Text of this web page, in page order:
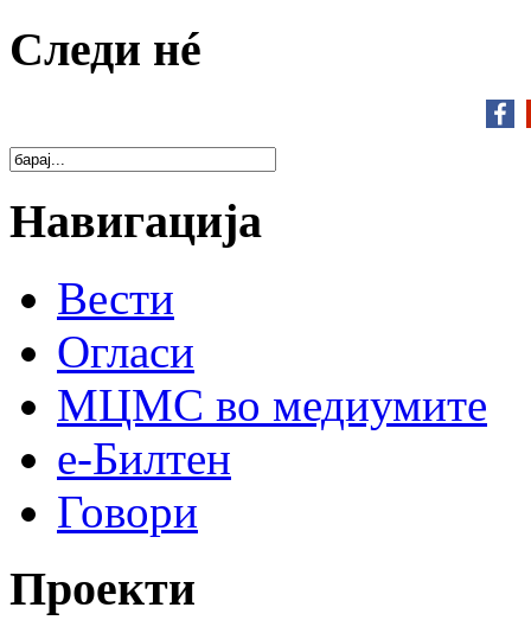
Следи нé
Навигација
Вести
Огласи
МЦМС во медиумите
е-Билтен
Говори
Проекти